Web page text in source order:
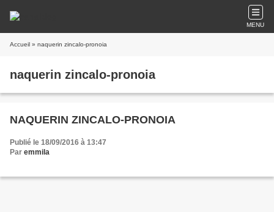
MENU
Accueil » naquerin zincalo-pronoia
naquerin zincalo-pronoia
NAQUERIN ZINCALO-PRONOIA
Publié le 18/09/2016 à 13:47
Par emmila